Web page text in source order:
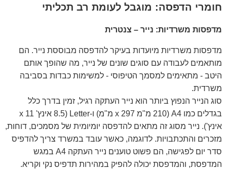
חומרי הדפסה: מוגבל לעומת רב תכליתי
מדפסות משרדיות: נייר – צנטרית
מדפסות משרדיות מיועדות בעיקר להדפסה מבוססת נייר. הם
מותאמים לעבודה עם סוגים שונים של נייר, מה שהופך אותם
היטב - מתאימים למסמך הטיפוסי - למשימות כבדות בסביבה
משרדית.
סוג הנייר הנפוץ ביותר הוא נייר העתקה רגיל, זמין בדרך כלל
בגדלים כמו A4 (210 מ"מ x 297 מ"מ) ו-Letter (8.5 אינץ' x 11
אינץ'). נייר מסוג זה מתאים להדפסה יומיומית של מסמכים, דוחות,
מזכרים והתכתבויות. לדוגמה, כאשר עובד במשרד צריך להדפיס
סדר יום לפגישה, הם פשוט טוענים נייר העתקה A4 במגש
המדפסת, והמדפסת יכולה להפיק במהירות תדפיס נקי וקריא.